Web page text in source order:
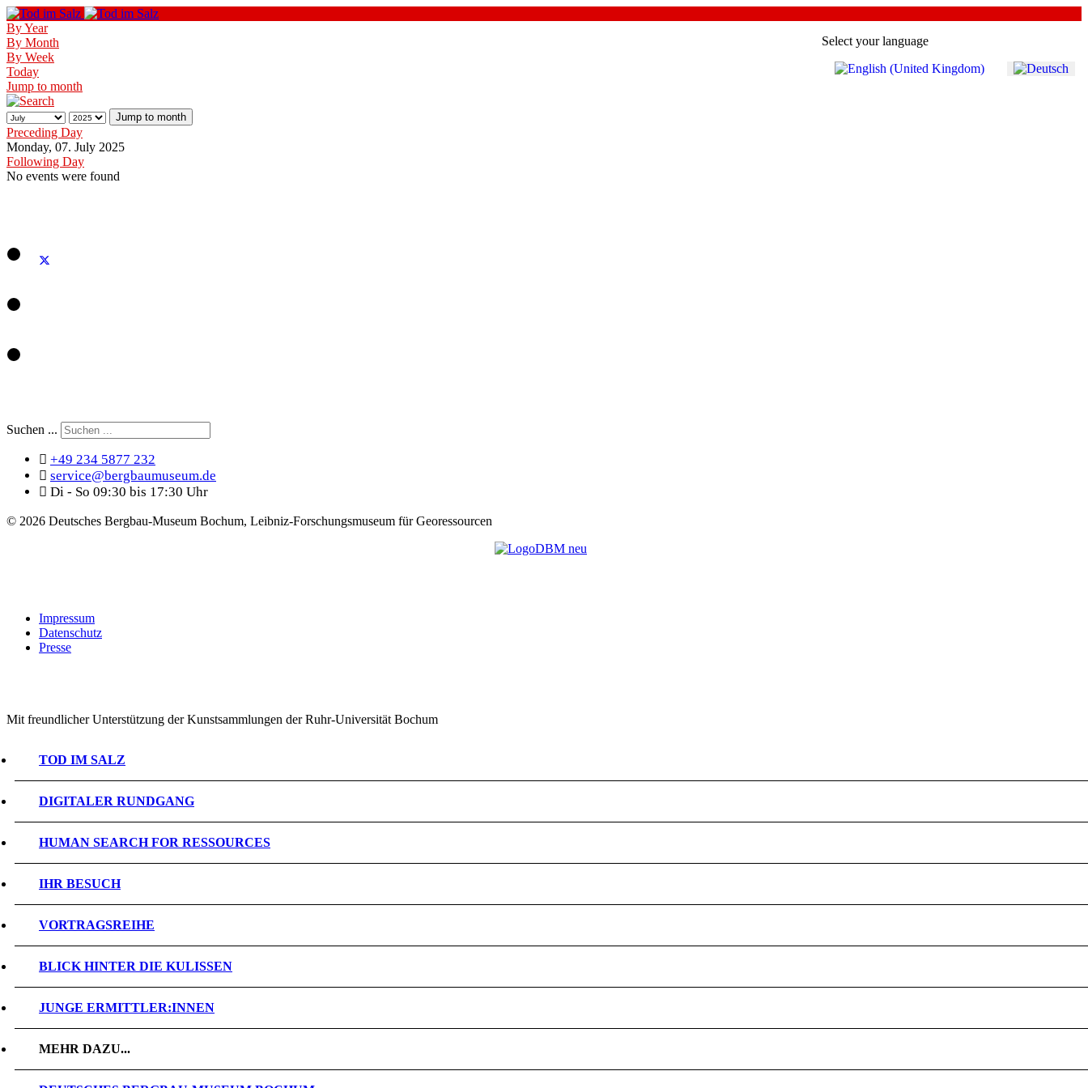
Select your language
By Year
By Month
By Week
Today
Jump to month
Jump to month
Preceding Day
Monday, 07. July 2025
Following Day
No events were found
Suchen ...
+49 234 5877 232
service@bergbaumuseum.de
Di - So 09:30 bis 17:30 Uhr
© 2026 Deutsches Bergbau-Museum Bochum, Leibniz-Forschungsmuseum für Georessourcen
Impressum
Datenschutz
Presse
Mit freundlicher Unterstützung der Kunstsammlungen der Ruhr-Universität Bochum
TOD IM SALZ
DIGITALER RUNDGANG
HUMAN SEARCH FOR RESSOURCES
IHR BESUCH
VORTRAGSREIHE
BLICK HINTER DIE KULISSEN
JUNGE ERMITTLER:INNEN
MEHR DAZU...